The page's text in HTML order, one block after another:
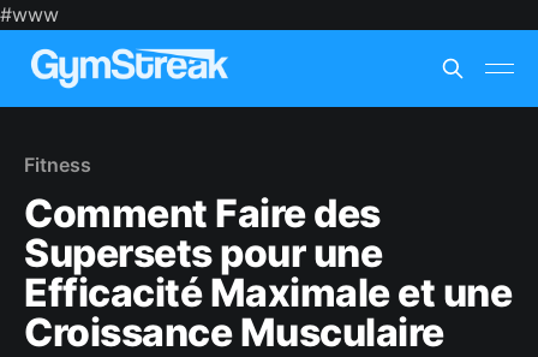
#www
Fitness
Comment Faire des
Supersets pour une
Efficacité Maximale et une
Croissance Musculaire